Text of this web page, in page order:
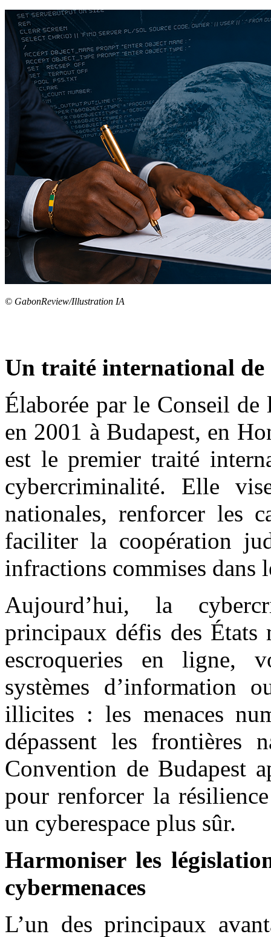
© GabonReview/Illustration IA
Un traité international de
Élaborée par le Conseil de
en 2001 à Budapest, en
est le premier traité
cybercriminalité. Elle
nationales, renforcer les
faciliter la coopération
infractions commises dans
Aujourd’hui, la
principaux défis des États
escroqueries en ligne,
systèmes d’information
illicites : les menaces
dépassent les frontières
Convention de Budapest
pour renforcer la
un cyberespace plus sûr.
Harmoniser les
cybermenaces
L’un des principaux